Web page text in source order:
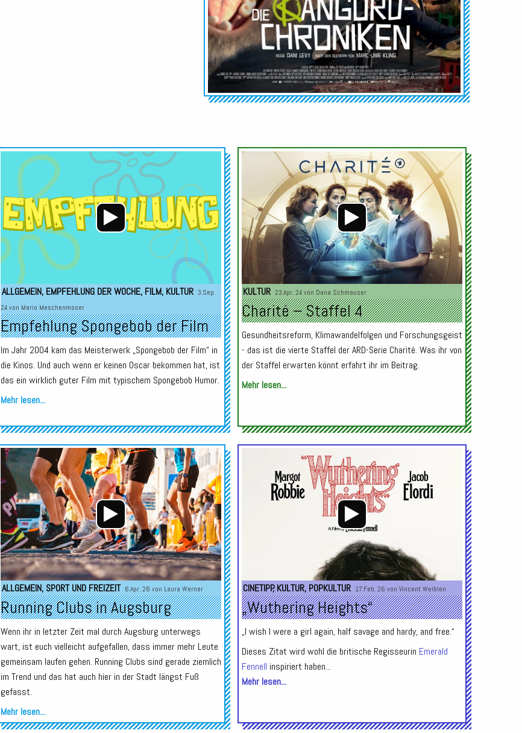
Audio-
Player
ALLGEMEIN, EMPFEHLUNG DER WOCHE, FILM, KULTUR 3.Sep.
24 von Mario Meschenmoser
Empfehlung Spongebob der Film
Im Jahr 2004 kam das Meisterwerk „Spongebob der Film“ in
die Kinos. Und auch wenn er keinen Oscar bekommen hat, ist
das ein wirklich guter Film mit typischem Spongebob Humor.
Mehr lesen...
Audio-
Player
KULTUR 23.Apr. 24 von Dana Schmauser
Charité – Staffel 4
Gesundheitsreform, Klimawandelfolgen und Forschungsgeist
- das ist die vierte Staffel der ARD-Serie Charité. Was ihr von
der Staffel erwarten könnt erfahrt ihr im Beitrag.
Mehr lesen...
Audio-
Player
ALLGEMEIN, SPORT UND FREIZEIT 6.Apr. 26 von Laura Werner
Running Clubs in Augsburg
Wenn ihr in letzter Zeit mal durch Augsburg unterwegs
wart, ist euch vielleicht aufgefallen, dass immer mehr Leute
gemeinsam laufen gehen. Running Clubs sind gerade ziemlich
im Trend und das hat auch hier in der Stadt längst Fuß
gefasst.
Mehr lesen...
Audio-
Player
CINETIPP,KULTUR, POPKULTUR 17.Feb. 26 von Vincent Weiblen
„Wuthering Heights“
„I wish I were a girl again, half savage and hardy, and free.“
Dieses Zitat wird wohl die britische Regisseurin Emerald
Fennell inspiriert haben...
Mehr lesen...